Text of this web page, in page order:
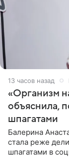
13 часов назад
«Организм
объяснила,
шпагатами
Балерина
стала реже
шпагатами в